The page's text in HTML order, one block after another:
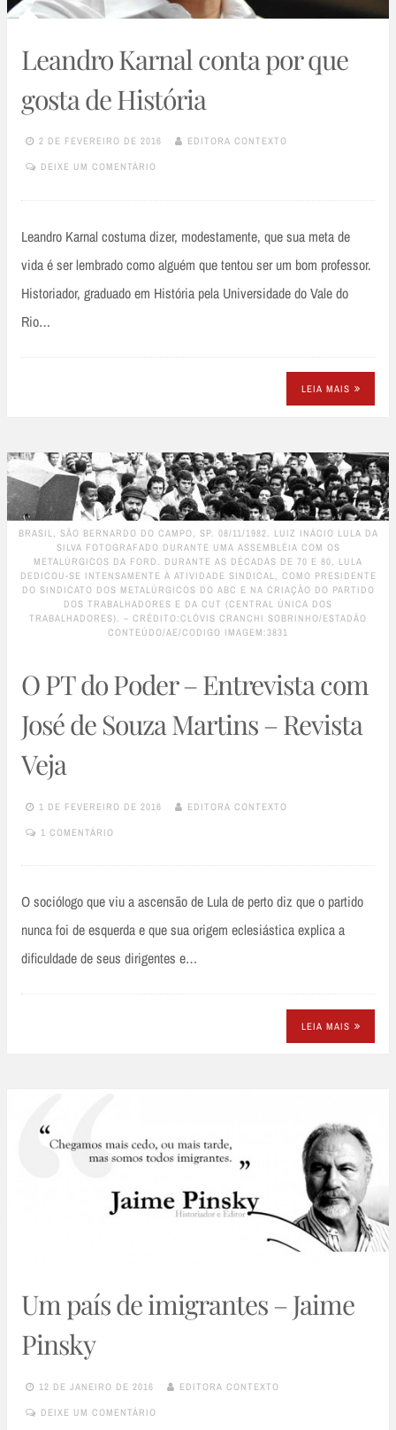
Leandro Karnal conta por que
gosta de História
2 DE FEVEREIRO DE 2016 EDITORA CONTEXTO
DEIXE UM COMENTÁRIO
Leandro Karnal costuma dizer, modestamente, que sua meta de
vida é ser lembrado como alguém que tentou ser um bom professor.
Historiador, graduado em História pela Universidade do Vale do
Rio…
LEIA MAIS
BRASIL, SÃO BERNARDO DO CAMPO, SP. 08/11/1982. LUIZ INÁCIO LULA DA
SILVA FOTOGRAFADO DURANTE UMA ASSEMBLÉIA COM OS
METALÚRGICOS DA FORD. DURANTE AS DÉCADAS DE 70 E 80, LULA
DEDICOU-SE INTENSAMENTE À ATIVIDADE SINDICAL, COMO PRESIDENTE
DO SINDICATO DOS METALÚRGICOS DO ABC E NA CRIAÇÃO DO PARTIDO
DOS TRABALHADORES E DA CUT (CENTRAL ÚNICA DOS
TRABALHADORES). – CRÉDITO:CLÓVIS CRANCHI SOBRINHO/ESTADÃO
CONTEÚDO/AE/CODIGO IMAGEM:3831
O PT do Poder – Entrevista com
José de Souza Martins – Revista
Veja
1 DE FEVEREIRO DE 2016 EDITORA CONTEXTO
1 COMENTÁRIO
O sociólogo que viu a ascensão de Lula de perto diz que o partido
nunca foi de esquerda e que sua origem eclesiástica explica a
dificuldade de seus dirigentes e…
LEIA MAIS
Um país de imigrantes – Jaime
Pinsky
12 DE JANEIRO DE 2016 EDITORA CONTEXTO
DEIXE UM COMENTÁRIO